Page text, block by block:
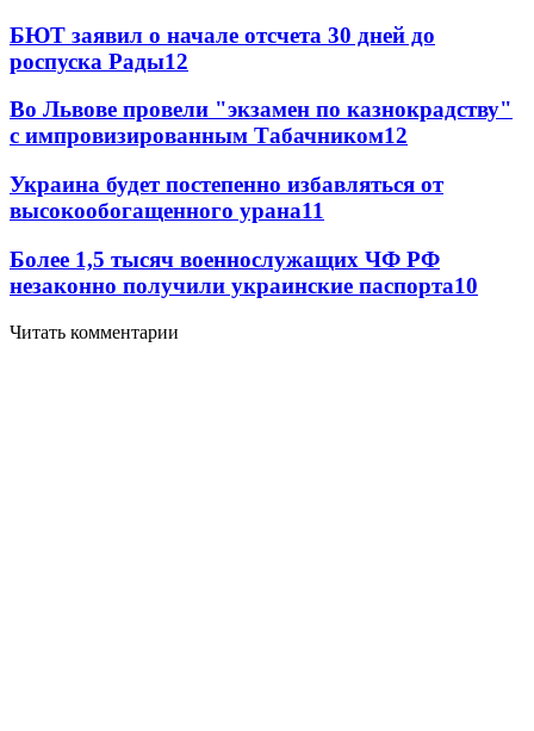
БЮТ заявил о начале отсчета 30 дней до
роспуска Рады12
Во Львове провели "экзамен по казнокрадству"
с импровизированным Табачником12
Украина будет постепенно избавляться от
высокообогащенного урана11
Более 1,5 тысяч военнослужащих ЧФ РФ
незаконно получили украинские паспорта10
Читать комментарии